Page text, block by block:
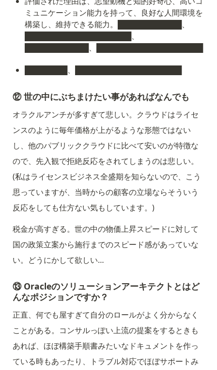
ミュニケーション能力を持って、良好な人間環境を
構築し、維持できる能力。████████████、
████████████████████、
████████████、████████████████████
████████、████████████████████
⑫ 世の中にぶちまけたい事があればなんでも
オラクルアンチが多すぎて悲しい。クラウドはライセ
ンスのように毎年価格が上がるような形態ではない
し、他のパブリッククラウドに比べて安いのが特徴な
ので、先入観で拒絶反応をされてしまうのは悲しい。
(私はライセンスビジネス全盛期を知らないので、こう
思っていますが、当時からの顧客の立場ならそういう
反応をしても仕方ない気もしています。)
税金が高すぎる。世の中の物価上昇スピードに対して
国の政策立案から施行までのスピード感があっていな
い。どうにかして欲しい…
⑬ Oracleのソリューションアーキテクトとはど
んなポジションですか？
正直、何でも屋すぎて自分のロールがよく分からなく
ことがある。コンサルっぽい上流の提案をするときも
あれば、ほぼ構築手順書みたいなドキュメントを作っ
ている時もあったり、トラブル対応でほぼサポートみ